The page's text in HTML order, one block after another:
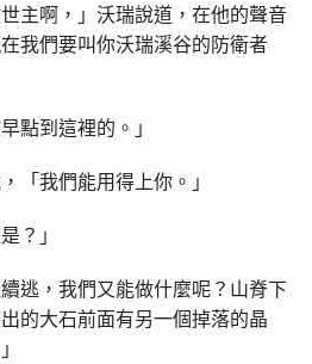
主啊，」沃瑞說道，在他的聲音
我們要叫你沃瑞溪谷的防衛者
點到這裡的。」
「我們能用得上你。」
？」
逃，我們又能做什麼呢？山脊下
的大石前面有另一個掉落的晶